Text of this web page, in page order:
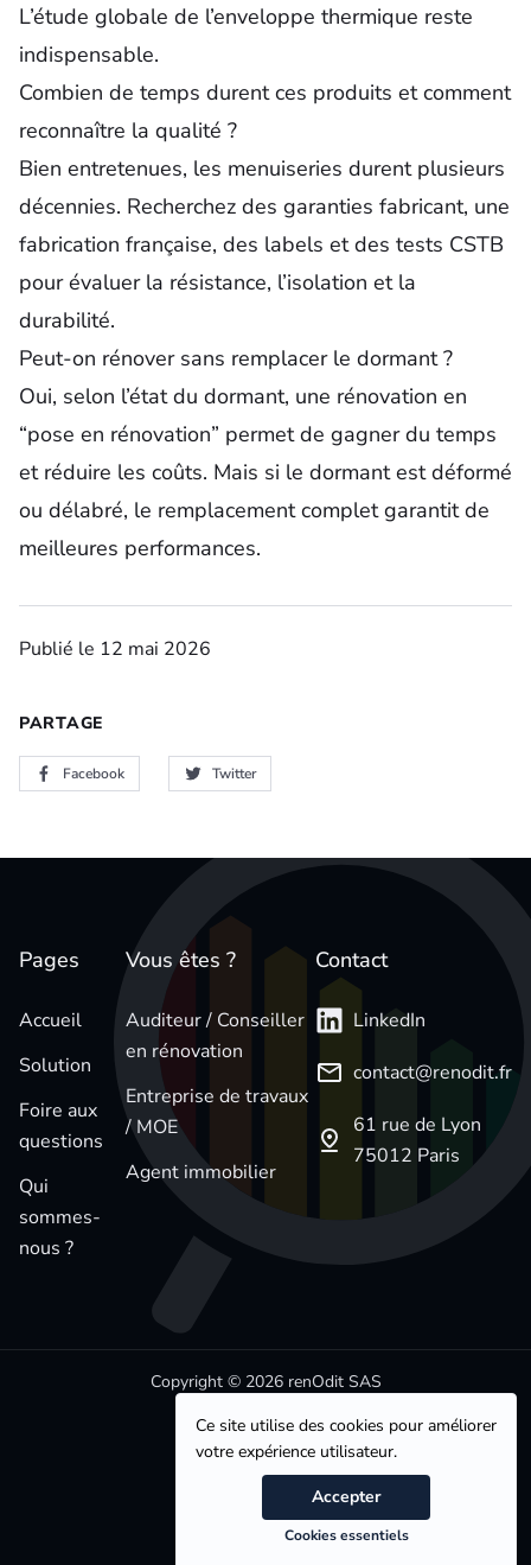
L’étude globale de l’enveloppe thermique reste
indispensable.
Combien de temps durent ces produits et comment
reconnaître la qualité ?
Bien entretenues, les menuiseries durent plusieurs
décennies. Recherchez des garanties fabricant, une
fabrication française, des labels et des tests CSTB
pour évaluer la résistance, l’isolation et la
durabilité.
Peut-on rénover sans remplacer le dormant ?
Oui, selon l’état du dormant, une rénovation en
“pose en rénovation” permet de gagner du temps
et réduire les coûts. Mais si le dormant est déformé
ou délabré, le remplacement complet garantit de
meilleures performances.
Publié le 12 mai 2026
PARTAGE
Facebook Twitter
Pages
Accueil
Solution
Foire aux
questions
Qui
sommes-
nous ?
Vous êtes ?
Auditeur / Conseiller
en rénovation
Entreprise de travaux
/ MOE
Agent immobilier
Contact
LinkedIn
contact@renodit.fr
61 rue de Lyon
75012 Paris
Copyright © 2026 renOdit SAS
Mentions légales
Ce site utilise des cookies pour améliorer
votre expérience utilisateur.
Accepter
Cookies essentiels